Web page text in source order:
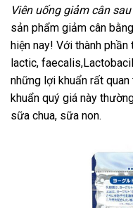
Viên uống giảm cân
sản phẩm giảm cân
hiện nay! Với thành
lactic,
những lợi khuẩn rất
khuẩn quý giá này
sữa chua, sữa non.